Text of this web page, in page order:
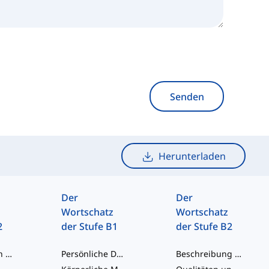
Senden
Herunterladen
Begrüßungen und soziale Interaktion
Der
Wortschatz
der Stufe B1
Persönliche Daten und Lebensphasen
Der
Wortschatz
der Stufe B2
Beschreibung von Personen